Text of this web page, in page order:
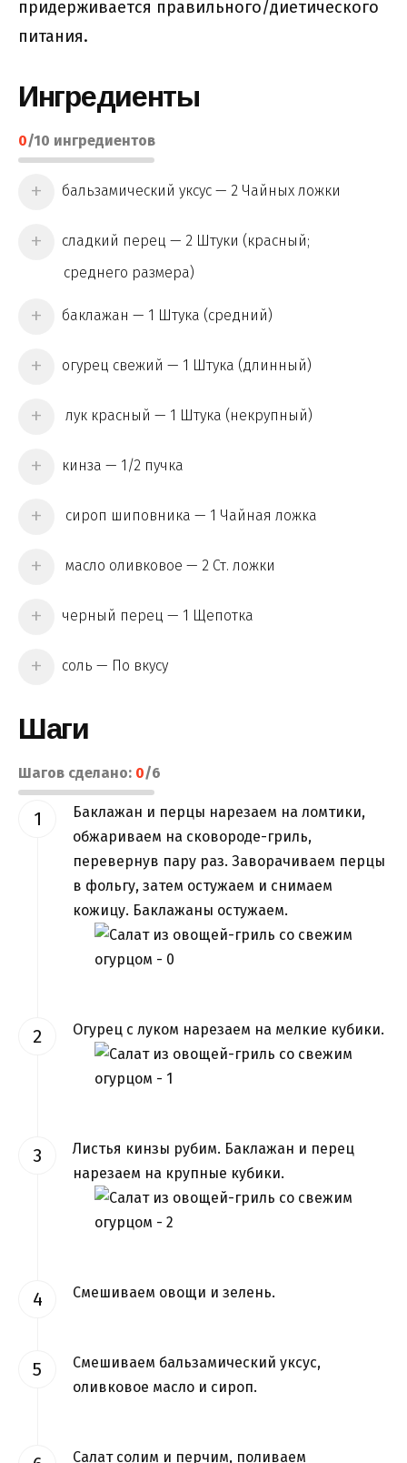
придерживается правильного/диетического
питания.
Ингредиенты
0/10 ингредиентов
бальзамический уксус — 2 Чайных ложки
сладкий перец — 2 Штуки (красный;
среднего размера)
баклажан — 1 Штука (средний)
огурец свежий — 1 Штука (длинный)
лук красный — 1 Штука (некрупный)
кинза — 1/2 пучка
сироп шиповника — 1 Чайная ложка
масло оливковое — 2 Ст. ложки
черный перец — 1 Щепотка
соль — По вкусу
Шаги
Шагов сделано: 0/6
Баклажан и перцы нарезаем на ломтики,
обжариваем на сковороде-гриль,
перевернув пару раз. Заворачиваем перцы
в фольгу, затем остужаем и снимаем
кожицу. Баклажаны остужаем.
Огурец с луком нарезаем на мелкие кубики.
Листья кинзы рубим. Баклажан и перец
нарезаем на крупные кубики.
Смешиваем овощи и зелень.
Смешиваем бальзамический уксус,
оливковое масло и сироп.
Салат солим и перчим, поливаем